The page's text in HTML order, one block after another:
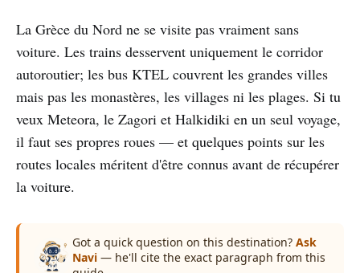
La Grèce du Nord ne se visite pas vraiment sans
voiture. Les trains desservent uniquement le corridor
autoroutier; les bus KTEL couvrent les grandes villes
mais pas les monastères, les villages ni les plages. Si tu
veux Meteora, le Zagori et Halkidiki en un seul voyage,
il faut ses propres roues — et quelques points sur les
routes locales méritent d'être connus avant de récupérer
la voiture.
Got a quick question on this destination? Ask
Navi — he'll cite the exact paragraph from this